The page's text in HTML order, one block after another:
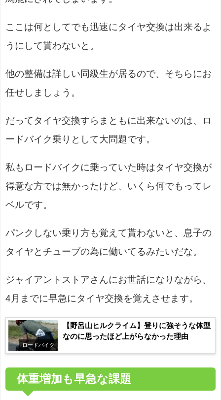
ここは何としてでも迅速にタイヤ交換は出来るよ
うにして貰わないと。
他の整備は詳しい同級生が居るので、そちらにお
任せしましょう。
だってタイヤ交換すらまともに出来ないのは、ロ
ードバイク乗りとして大問題です。
私もロードバイクに乗っていた時はタイヤ交換が
得意な方では無かったけど、いくら何でもってレ
ベルです。
パンクしない乗り方も覚えて貰わないと、息子の
タイヤとチューブの為に働いてるみたいだな。
ジャイアントストアさんにお世話になりながら、
4月までに早急にタイヤ交換を覚えさせます。
ロードバイク
【野呂山ヒルクライム】登りに強そうな体型
なのに思ったほど上がらなかった理由
体重増加も早急な課題